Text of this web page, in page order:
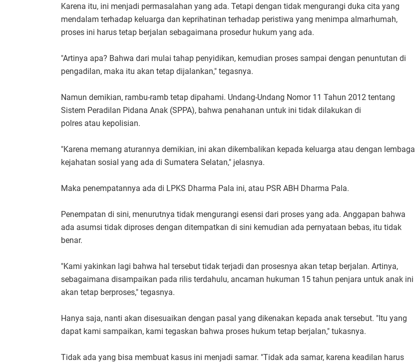
Karena itu, ini menjadi permasalahan yang ada. Tetapi dengan tidak mengurangi duka cita yang
mendalam terhadap keluarga dan keprihatinan terhadap peristiwa yang menimpa almarhumah,
proses ini harus tetap berjalan sebagaimana prosedur hukum yang ada.
"Artinya apa? Bahwa dari mulai tahap penyidikan, kemudian proses sampai dengan penuntutan di
pengadilan, maka itu akan tetap dijalankan," tegasnya.
Namun demikian, rambu-ramb tetap dipahami. Undang-Undang Nomor 11 Tahun 2012 tentang
Sistem Peradilan Pidana Anak (SPPA), bahwa penahanan untuk ini tidak dilakukan di
polres atau kepolisian.
"Karena memang aturannya demikian, ini akan dikembalikan kepada keluarga atau dengan lembaga
kejahatan sosial yang ada di Sumatera Selatan," jelasnya.
Maka penempatannya ada di LPKS Dharma Pala ini, atau PSR ABH Dharma Pala.
Penempatan di sini, menurutnya tidak mengurangi esensi dari proses yang ada. Anggapan bahwa
ada asumsi tidak diproses dengan ditempatkan di sini kemudian ada pernyataan bebas, itu tidak
benar.
"Kami yakinkan lagi bahwa hal tersebut tidak terjadi dan prosesnya akan tetap berjalan. Artinya,
sebagaimana disampaikan pada rilis terdahulu, ancaman hukuman 15 tahun penjara untuk anak ini
akan tetap berproses," tegasnya.
Hanya saja, nanti akan disesuaikan dengan pasal yang dikenakan kepada anak tersebut. "Itu yang
dapat kami sampaikan, kami tegaskan bahwa proses hukum tetap berjalan," tukasnya.
Tidak ada yang bisa membuat kasus ini menjadi samar. "Tidak ada samar, karena keadilan harus